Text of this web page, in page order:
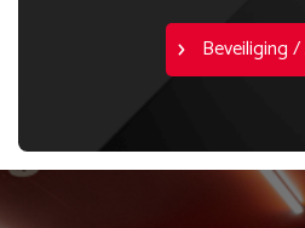
Beveiliging /